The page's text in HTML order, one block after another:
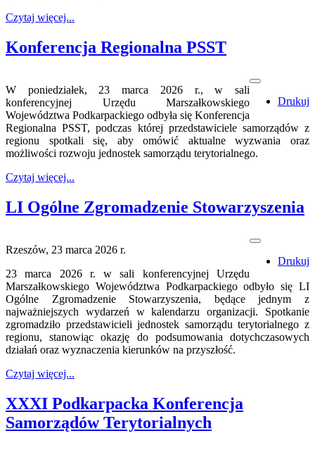
Czytaj więcej...
Konferencja Regionalna PSST
Drukuj
W poniedziałek, 23 marca 2026 r., w sali
konferencyjnej Urzędu Marszałkowskiego
Województwa Podkarpackiego odbyła się Konferencja
Regionalna PSST, podczas której przedstawiciele samorządów z
regionu spotkali się, aby omówić aktualne wyzwania oraz
możliwości rozwoju jednostek samorządu terytorialnego.
Czytaj więcej...
LI Ogólne Zgromadzenie Stowarzyszenia
Drukuj
Rzeszów, 23 marca 2026 r.
23 marca 2026 r. w sali konferencyjnej Urzędu
Marszałkowskiego Województwa Podkarpackiego odbyło się LI
Ogólne Zgromadzenie Stowarzyszenia, będące jednym z
najważniejszych wydarzeń w kalendarzu organizacji. Spotkanie
zgromadziło przedstawicieli jednostek samorządu terytorialnego z
regionu, stanowiąc okazję do podsumowania dotychczasowych
działań oraz wyznaczenia kierunków na przyszłość.
Czytaj więcej...
XXXI Podkarpacka Konferencja
Samorządów Terytorialnych